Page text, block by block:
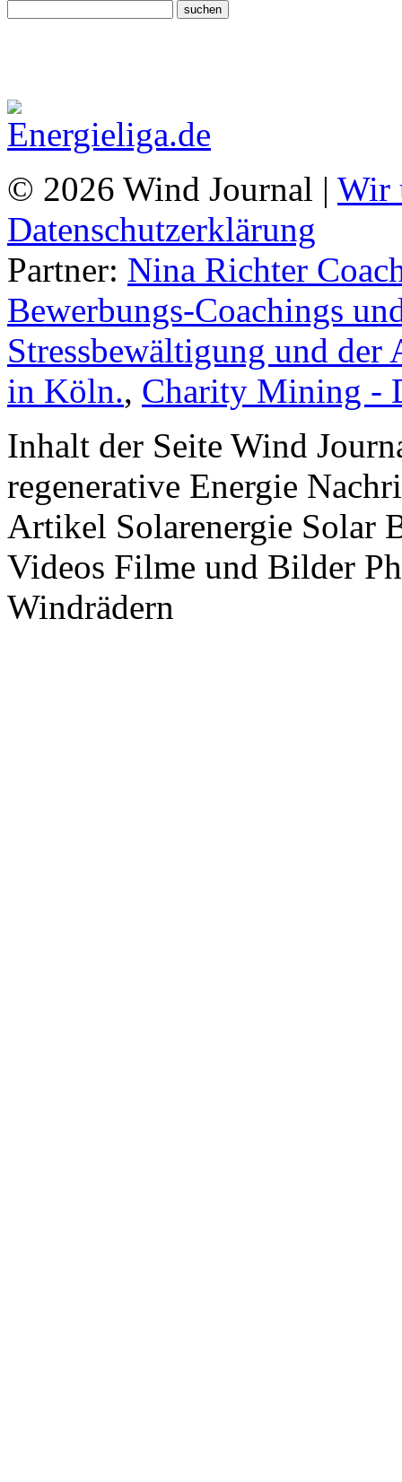
© 2026 Wind Journal | Wir
Datenschutzerklärung
Partner: Nina Richter
Bewerbungs-Coachings
Stressbewältigung und
in Köln., Charity Mining -
Inhalt der Seite Wind
regenerative Energie
Artikel Solarenergie Solar
Videos Filme und Bilder
Windrädern